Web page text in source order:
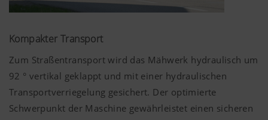
Kompakter Transport
Zum Straßentransport wird das Mähwerk hydraulisch um
92 ° vertikal geklappt und mit einer hydraulischen
Transportverriegelung gesichert. Der optimierte
Schwerpunkt der Maschine gewährleistet einen sicheren